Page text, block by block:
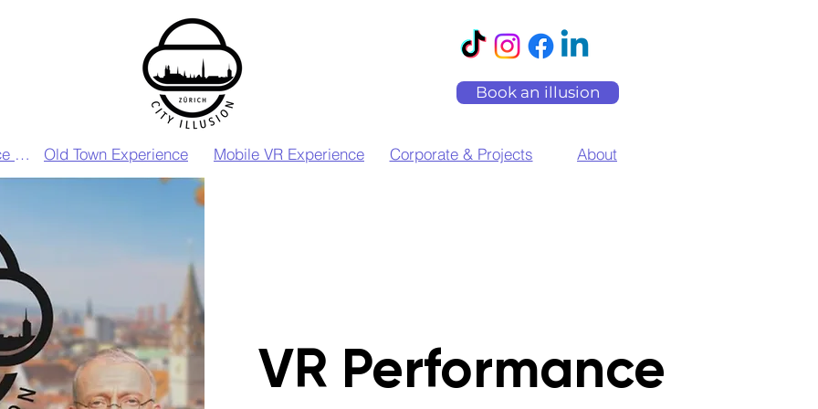
VIP VR Experience Zurich
Book an illusion
Old Town Experience Mobile VR Experience Corporate & Projects About
VR Performance